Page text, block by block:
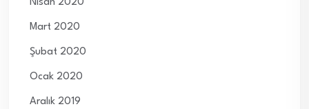
Nisan 2020
Mart 2020
Şubat 2020
Ocak 2020
Aralık 2019